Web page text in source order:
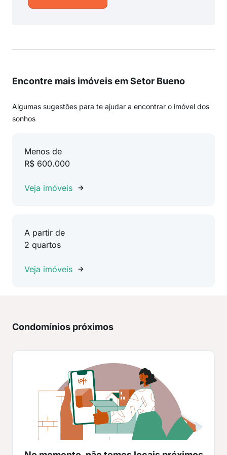
Encontre mais imóveis em Setor Bueno
Algumas sugestões para te ajudar a encontrar o imóvel dos
sonhos
Menos de
R$ 600.000
Veja imóveis
A partir de
2 quartos
Veja imóveis
Condomínios próximos